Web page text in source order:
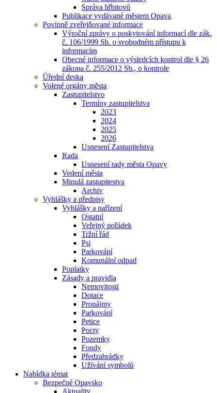
Správa hřbitovů
Publikace vydávané městem Opava
Povinně zveřejňované informace
Výroční zprávy o poskytování informací dle zák.
č. 106/1999 Sb. o svobodném přístupu k
informacím
Obecné informace o výsledcích kontrol dle § 26
zákona č. 255/2012 Sb., o kontrole
Úřední deska
Volené orgány města
Zastupitelstvo
Termíny zastupitelstva
2023
2024
2025
2026
Usnesení Zastupitelstva
Rada
Usnesení rady města Opavy
Vedení města
Minulá zastupitestva
Archiv
Vyhlášky a předpisy
Vyhlášky a nařízení
Ostatní
Veřejný pořádek
Tržní řád
Psi
Parkování
Komunální odpad
Poplatky
Zásady a pravidla
Nemovitosti
Dotace
Pronájmy
Parkování
Petice
Pocty
Pozemky
Fondy
Předzahrádky
Užívání symbolů
Nabídka témat
Bezpečné Opavsko